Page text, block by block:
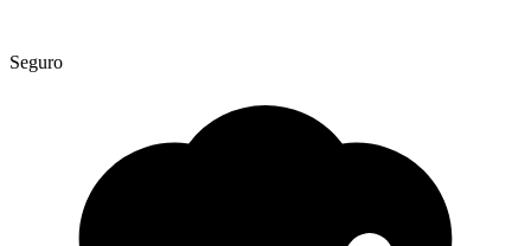
Seguro